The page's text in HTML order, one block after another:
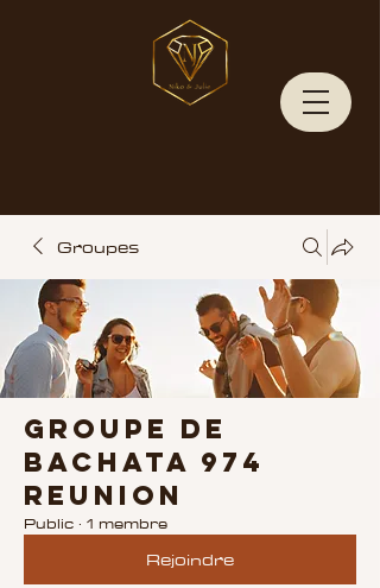
Groupes
Groupe de
BACHATA 974
REUNION
Public· 1 membre
Rejoindre